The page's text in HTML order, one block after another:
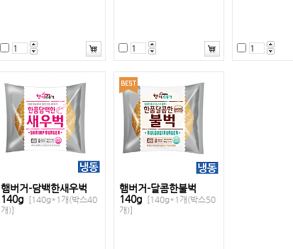
햄버거-담백한새우벅
140g
[140g*1개(박스40
개)]
햄버거-달콤한불벅
140g
[140g*1개(박스50
개)]